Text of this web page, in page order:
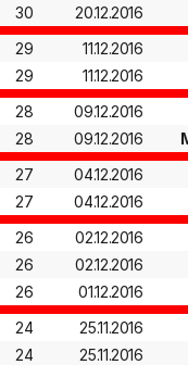
30
20.12.2016
29
11.12.2016
29
11.12.2016
28
09.12.2016
28
09.12.2016
27
04.12.2016
27
04.12.2016
26
02.12.2016
26
02.12.2016
26
01.12.2016
24
25.11.2016
24
25.11.2016